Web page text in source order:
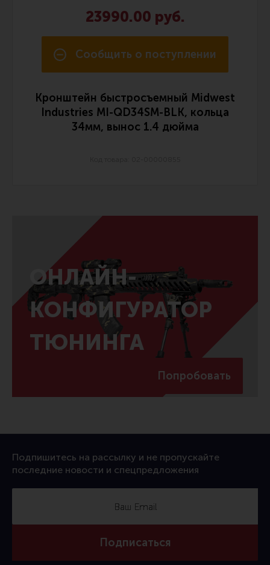
23990.00 руб.
Сообщить о поступлении
Кронштейн быстросъемный Midwest
Industries MI-QD34SM-BLK, кольца
34мм, вынос 1.4 дюйма
ОНЛАЙН-
КОНФИГУРАТОР
ТЮНИНГА
Попробовать
Подпишитесь на рассылку и не пропускайте
последние новости и спецпредложения
Подписаться